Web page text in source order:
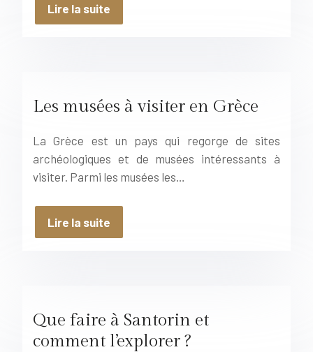
Lire la suite
Les musées à visiter en Grèce
La Grèce est un pays qui regorge de sites
archéologiques et de musées intéressants à
visiter. Parmi les musées les…
Lire la suite
Que faire à Santorin et
comment l’explorer ?